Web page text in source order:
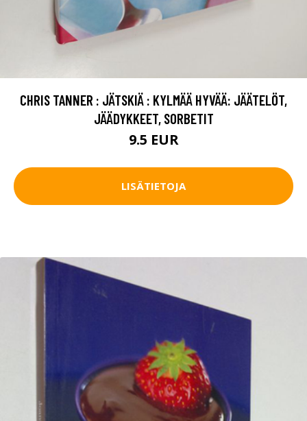
CHRIS TANNER : JÄTSKIÄ : KYLMÄÄ HYVÄÄ: JÄÄTELÖT,
JÄÄDYKKEET, SORBETIT
9.5 EUR
LISÄTIETOJA